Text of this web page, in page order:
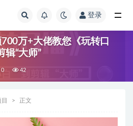
登录
万+大佬教您《玩转口
辑“大师”
0 42
正文